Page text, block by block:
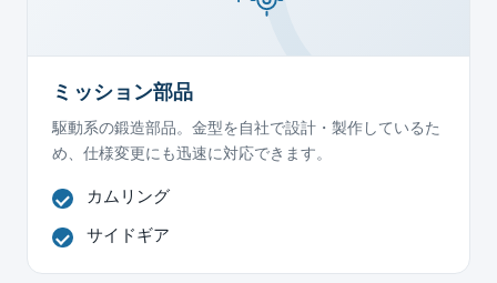
ミッション部品
駆動系の鍛造部品。金型を自社で設計・製作しているた
め、仕様変更にも迅速に対応できます。
カムリング
サイドギア